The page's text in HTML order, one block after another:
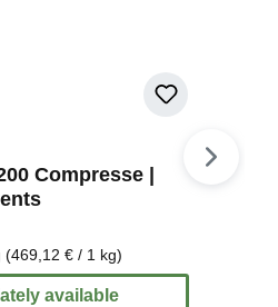
Compresse |
(469,12 € / 1 kg)
available